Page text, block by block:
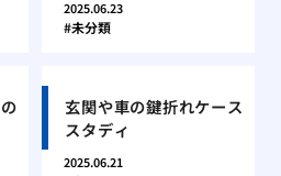
2025.06.23
未分類
玄関や車の鍵折れケース
スタディ
2025.06.21